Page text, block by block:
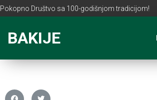
Pokopno Društvo sa 100-godišnjom tradicijom!
BAKIJE